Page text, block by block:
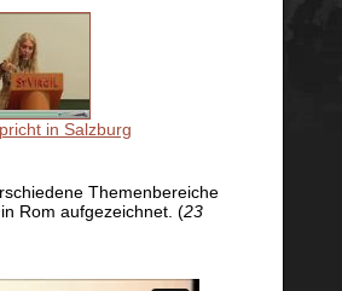
in Salzburg
Themenbereiche
Rom aufgezeichnet. (23